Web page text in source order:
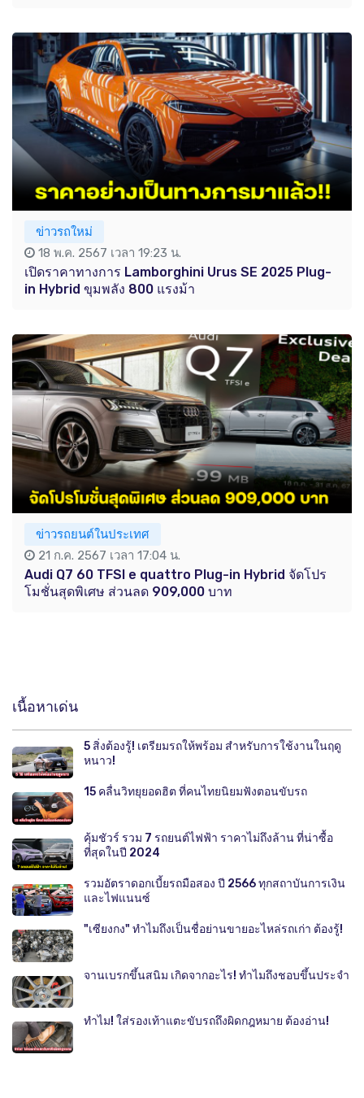
ข่าวรถใหม่
18 พ.ค. 2567 เวลา 19:23 น.
เปิดราคาทางการ Lamborghini Urus SE 2025 Plug-
in Hybrid ขุมพลัง 800 แรงม้า
ข่าวรถยนต์ในประเทศ
21 ก.ค. 2567 เวลา 17:04 น.
Audi Q7 60 TFSI e quattro Plug-in Hybrid จัดโปร
โมชั่นสุดพิเศษ ส่วนลด 909,000 บาท
เนื้อหาเด่น
5 สิ่งต้องรู้! เตรียมรถให้พร้อม สำหรับการใช้งานในฤดู
หนาว!
15 คลื่นวิทยุยอดฮิต ที่คนไทยนิยมฟังตอนขับรถ
คุ้มชัวร์ รวม 7 รถยนต์ไฟฟ้า ราคาไม่ถึงล้าน ที่น่าซื้อ
ที่สุดในปี 2024
รวมอัตราดอกเบี้ยรถมือสอง ปี 2566 ทุกสถาบันการเงิน
และไฟแนนซ์
"เซียงกง" ทำไมถึงเป็นชื่อย่านขายอะไหล่รถเก่า ต้องรู้!
จานเบรกขึ้นสนิม เกิดจากอะไร! ทำไมถึงชอบขึ้นประจำ
ทำไม! ใส่รองเท้าแตะขับรถถึงผิดกฎหมาย ต้องอ่าน!